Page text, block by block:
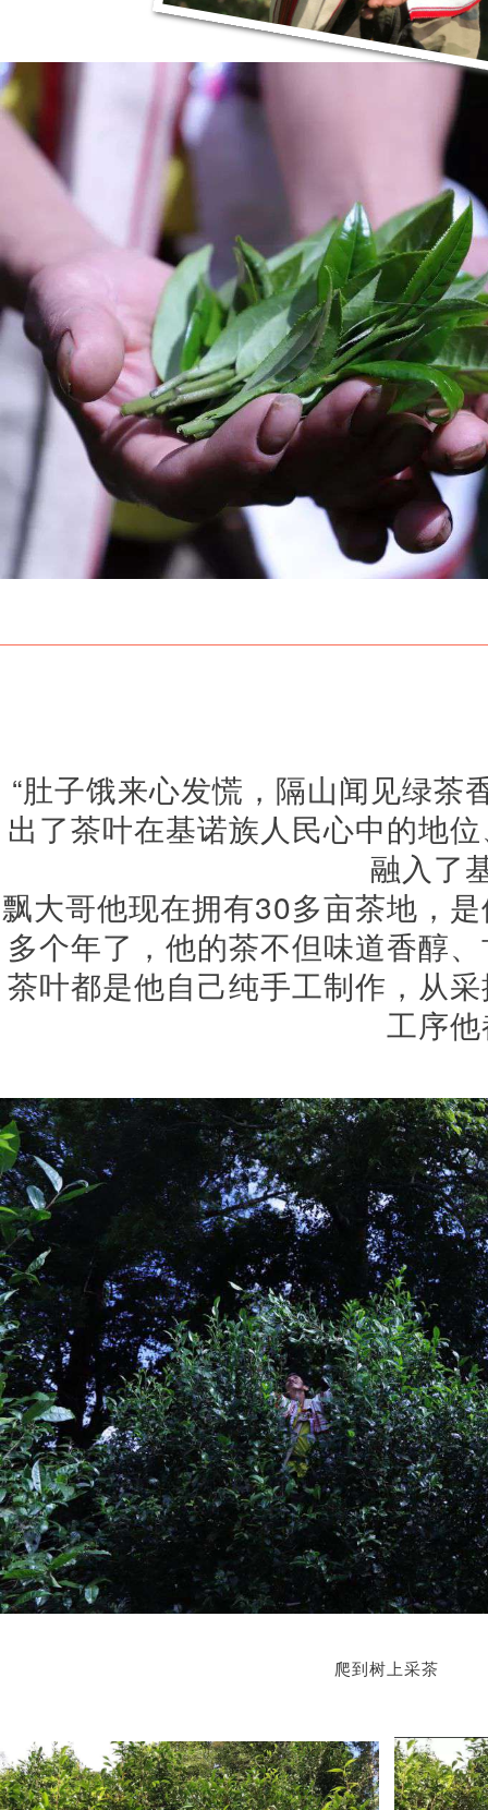
“肚子饿来心发慌，隔山闻见绿茶
出了茶叶在基诺族人民心中的地
融入了
飘大哥他现在拥有30多亩茶地，
多个年了，他的茶不但味道香醇
茶叶都是他自己纯手工制作，从
工序
爬到树上采茶